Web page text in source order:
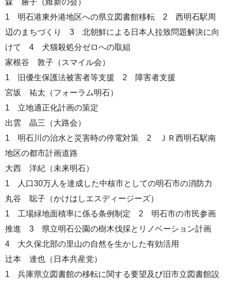
1 明石港東外港地区への県立図書館移転 2 西明石駅周
辺のまちづくり 3 北朝鮮による日本人拉致問題解決に向
けて 4 犬猫殺処分ゼロへの取組
家根谷 敦子（スマイル会）
1 旧優生保護法被害者等支援 2 障害者支援
宮坂 祐太（フォーラム明石）
1 立地適正化計画の策定
出雲 晶三（大路会）
1 明石川の治水と災害時の停電対策 2 ＪＲ西明石駅南
地区の都市計画道路
大西 洋紀（未来明石）
1 人口30万人を達成した中核市としての明石市の消防力
丸谷 聡子（かけはしエスディージーズ）
1 工場緑地面積率に係る条例制定 2 明石市の市民参画
推進 3 県立明石公園の樹木伐採とリノベーション計画
4 大久保北部の里山の自然を生かした有効活用
辻本 達也（日本共産党）
1 兵庫県立図書館の移転に関する要望及び旧市立図書館設